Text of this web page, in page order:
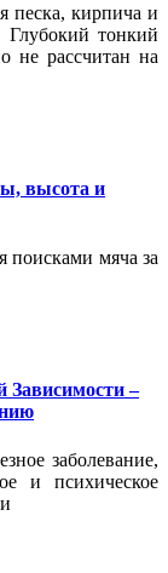
песка, кирпича и
тонкий
не рассчитан на
высота и
поисками мяча за
Зависимости –
заболевание,
и психическое